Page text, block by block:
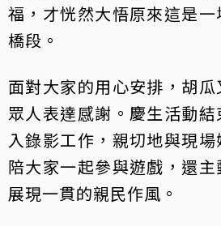
福，才恍然大悟原來這是
橋段。
面對大家的用心安排，胡
眾人表達感謝。慶生活動
入錄影工作，親切地與現
陪大家一起參與遊戲，還主
展現一貫的親民作風。